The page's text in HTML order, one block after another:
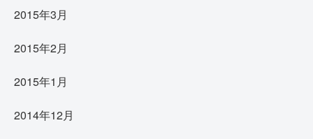
2015年3月
2015年2月
2015年1月
2014年12月